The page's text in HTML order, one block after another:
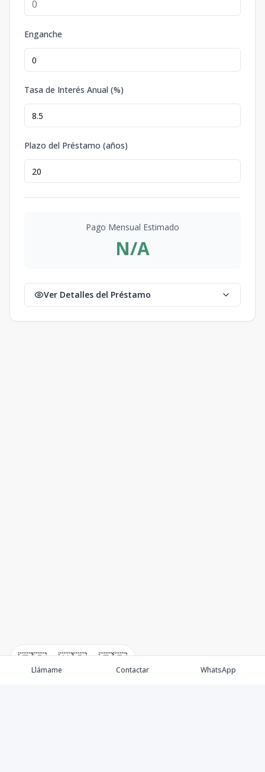
🇪🇸 🇺🇸 🇫🇷
Enganche
Tasa de Interés Anual (%)
Plazo del Préstamo (años)
Pago Mensual Estimado
N/A
Ver Detalles del Préstamo
Llámame Contactar WhatsApp